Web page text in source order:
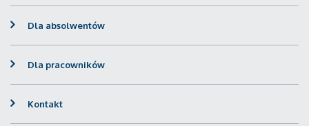
Dla absolwentów
Dla pracowników
Kontakt